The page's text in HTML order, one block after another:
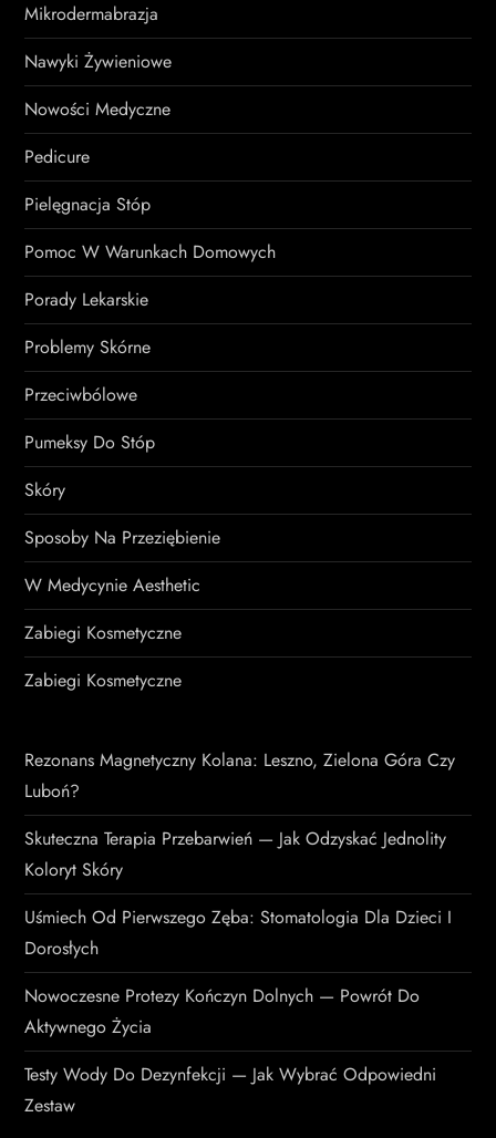
Mikrodermabrazja
Nawyki Żywieniowe
Nowości Medyczne
Pedicure
Pielęgnacja Stóp
Pomoc W Warunkach Domowych
Porady Lekarskie
Problemy Skórne
Przeciwbólowe
Pumeksy Do Stóp
Skóry
Sposoby Na Przeziębienie
W Medycynie Aesthetic
Zabiegi Kosmetyczne
Zabiegi Kosmetyczne
Rezonans Magnetyczny Kolana: Leszno, Zielona Góra Czy
Luboń?
Skuteczna Terapia Przebarwień — Jak Odzyskać Jednolity
Koloryt Skóry
Uśmiech Od Pierwszego Zęba: Stomatologia Dla Dzieci I
Dorosłych
Nowoczesne Protezy Kończyn Dolnych — Powrót Do
Aktywnego Życia
Testy Wody Do Dezynfekcji — Jak Wybrać Odpowiedni
Zestaw